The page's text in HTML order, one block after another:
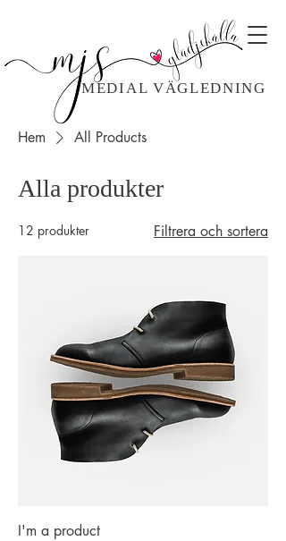
MEDIAL VÄGLEDNING
Hem All Products
Alla produkter
12 produkter Filtrera och sortera
I'm a product